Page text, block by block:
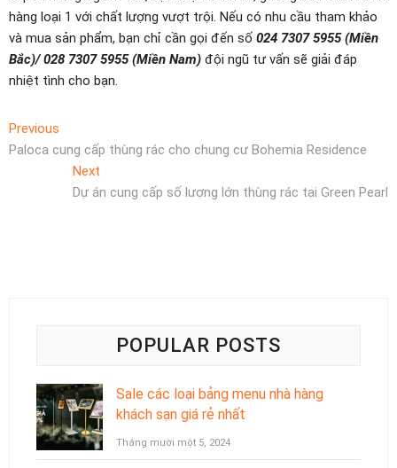
hàng loại 1 với chất lượng vượt trội. Nếu có nhu cầu tham khảo
và mua sản phẩm, bạn chỉ cần gọi đến số 024 7307 5955 (Miền
Bắc)/ 028 7307 5955 (Miền Nam) đội ngũ tư vấn sẽ giải đáp
nhiệt tình cho bạn.
Điều
hướng
Previous
post:
Paloca cung cấp thùng rác cho chung cư Bohemia Residence
Next
post:
Dự án cung cấp số lượng lớn thùng rác tại Green Pearl
POPULAR POSTS
Sale các loại bảng menu nhà hàng
khách sạn giá rẻ nhất
Tháng mười một 5, 2024